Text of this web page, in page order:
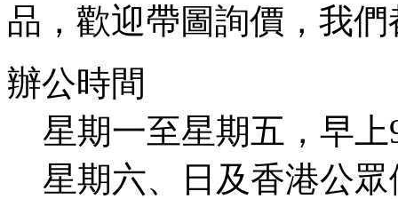
品，歡迎帶圖詢價，我
辦公時間
星期一至星期五，早上
星期六、日及香港公